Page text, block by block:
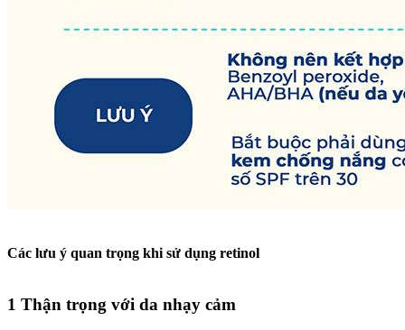
Các lưu ý quan trọng khi sử dụng retinol
1 Thận trọng với da nhạy cảm